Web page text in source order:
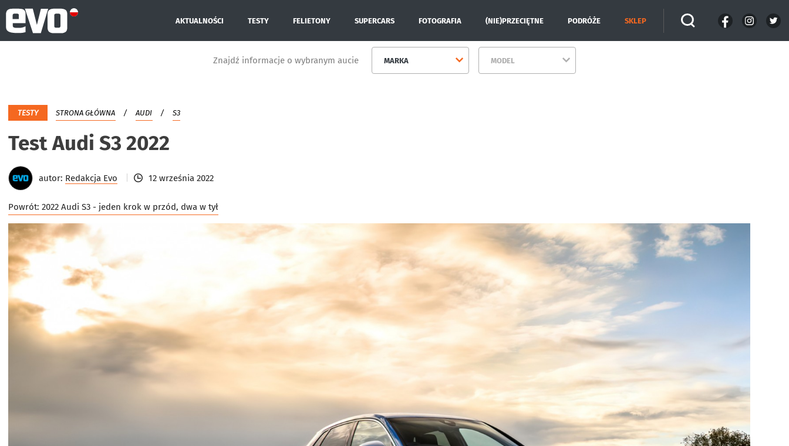
AKTUALNOŚCI TESTY FELIETONY SUPERCARS FOTOGRAFIA (NIE)PRZECIĘTNE PODRÓŻE SKLEP
Znajdź informacje o wybranym aucie MARKA MODEL
TESTY STRONA GŁÓWNA AUDI S3
Test Audi S3 2022
autor: Redakcja Evo 12 września 2022
Powrót: 2022 Audi S3 - jeden krok w przód, dwa w tył